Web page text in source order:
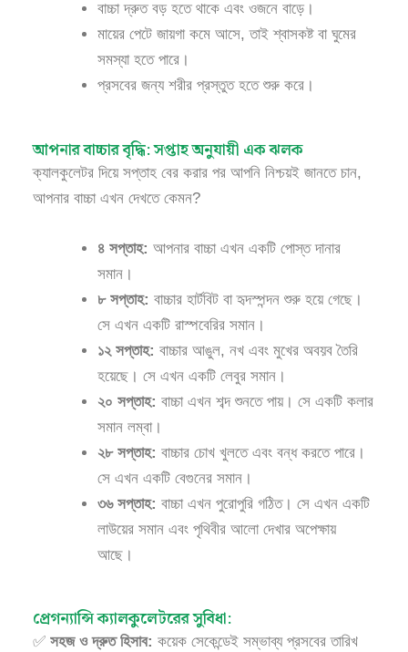
বাচ্চা দ্রুত বড় হতে থাকে এবং ওজনে বাড়ে।
মায়ের পেটে জায়গা কমে আসে, তাই শ্বাসকষ্ট বা ঘুমের
সমস্যা হতে পারে।
প্রসবের জন্য শরীর প্রস্তুত হতে শুরু করে।
আপনার বাচ্চার বৃদ্ধি: সপ্তাহ অনুযায়ী এক ঝলক
ক্যালকুলেটর দিয়ে সপ্তাহ বের করার পর আপনি নিশ্চয়ই জানতে চান,
আপনার বাচ্চা এখন দেখতে কেমন?
৪ সপ্তাহ: আপনার বাচ্চা এখন একটি পোস্ত দানার
সমান।
৮ সপ্তাহ: বাচ্চার হার্টবিট বা হৃদস্পন্দন শুরু হয়ে গেছে।
সে এখন একটি রাস্পবেরির সমান।
১২ সপ্তাহ: বাচ্চার আঙুল, নখ এবং মুখের অবয়ব তৈরি
হয়েছে। সে এখন একটি লেবুর সমান।
২০ সপ্তাহ: বাচ্চা এখন শব্দ শুনতে পায়। সে একটি কলার
সমান লম্বা।
২৮ সপ্তাহ: বাচ্চার চোখ খুলতে এবং বন্ধ করতে পারে।
সে এখন একটি বেগুনের সমান।
৩৬ সপ্তাহ: বাচ্চা এখন পুরোপুরি গঠিত। সে এখন একটি
লাউয়ের সমান এবং পৃথিবীর আলো দেখার অপেক্ষায়
আছে।
প্রেগন্যান্সি ক্যালকুলেটরের সুবিধা:
✅সহজ ও দ্রুত হিসাব: কয়েক সেকেন্ডেই সম্ভাব্য প্রসবের তারিখ